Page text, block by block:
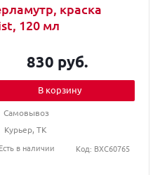
краска
120 мл
830 руб.
В корзину
Самовывоз
Курьер, ТК
Есть в наличии
Код: BXC60765